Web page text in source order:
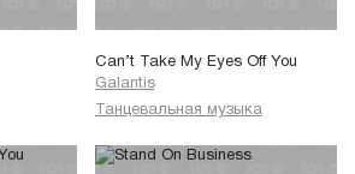
Can’t Take My Eyes Off You
Galantis
Танцевальная музыка